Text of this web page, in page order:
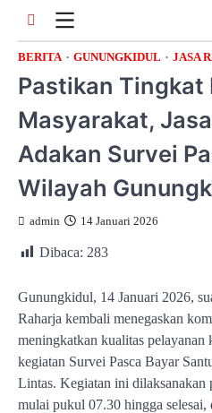
contentBERITA GUNUNGKIDUL JASA
Pastikan Tingkat
Masyarakat,
Adakan Survei
Wilayah
admin 14 Januari 2026
Dibaca: 283
Gunungkidul, 14 Januari 2026,
Raharja kembali menegaskan
meningkatkan kualitas pelayanan
kegiatan Survei Pasca Bayar
Lintas. Kegiatan ini dilaksanakan
mulai pukul 07.30 hingga selesai,